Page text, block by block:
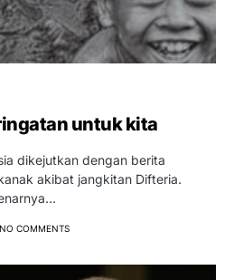
untuk kita
dikejutkan dengan berita
akibat jangkitan Difteria.
NO COMMENTS